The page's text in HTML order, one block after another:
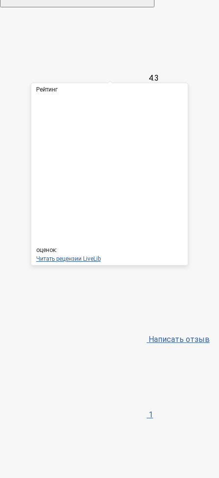
4.3
Рейтинг
оценок:
Читать рецензии LiveLib
Написать отзыв
1